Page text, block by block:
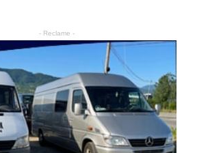
- Reclame -